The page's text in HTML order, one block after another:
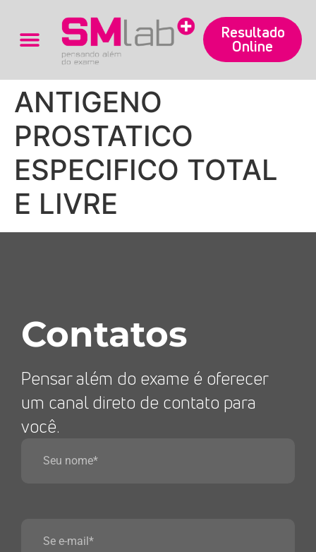
Resultado
Online
ANTIGENO
PROSTATICO
ESPECIFICO TOTAL
E LIVRE
Contatos
Pensar além do exame é oferecer
um canal direto de contato para
você.